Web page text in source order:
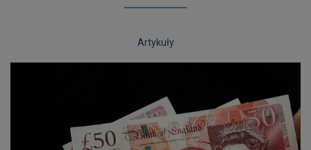
Artykuły